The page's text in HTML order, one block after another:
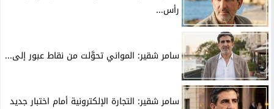
رأس...
سامر شقير: المواني تحوَّلت من نقاط عبور إلى...
سامر شقير: التجارة الإلكترونية أمام اختبار جديد